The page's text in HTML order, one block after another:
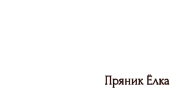
Пряник Ёлка